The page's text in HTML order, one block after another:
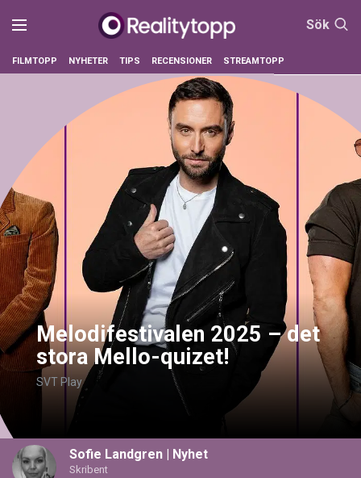
Sök
FILMTOPP NYHETER TIPS RECENSIONER STREAMTOPP
Melodifestivalen 2025 – det
stora Mello-quizet!
SVT Play
Sofie Landgren | Nyhet
Skribent